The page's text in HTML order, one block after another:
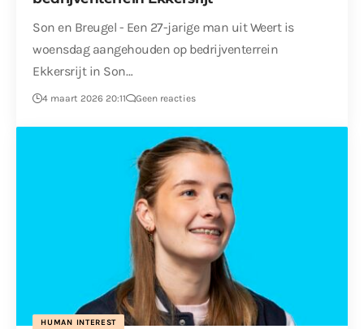
Son en Breugel - Een 27-jarige man uit Weert is
woensdag aangehouden op bedrijventerrein
Ekkersrijt in Son…
4 maart 2026 20:11 Geen reacties
HUMAN INTEREST